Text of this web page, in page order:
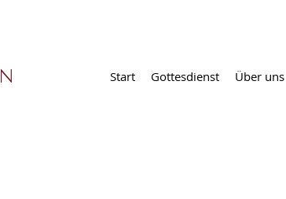
Start Gottesdienst Über uns